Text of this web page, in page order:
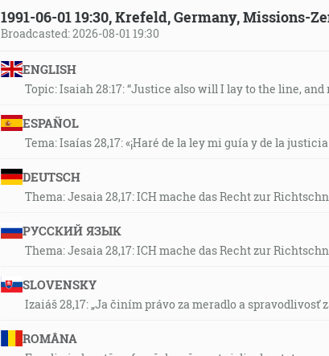
1991-06-01 19:30, Krefeld, Germany, Missions-
Broadcasted: 2026-08-01 19:30
ENGLISH
Topic: Isaiah 28:17: “Justice also will I lay to the line,
ESPAÑOL
Tema: Isaías 28,17: «¡Haré de la ley mi guía y de la
DEUTSCH
Thema: Jesaia 28,17: ICH mache das Recht zur
РУССКИЙ ЯЗЫК
Thema: Jesaia 28,17: ICH mache das Recht zur
SLOVENSKY
Izaiáš 28,17: „Ja činím právo za meradlo a spravodlivosť
ROMÂNA